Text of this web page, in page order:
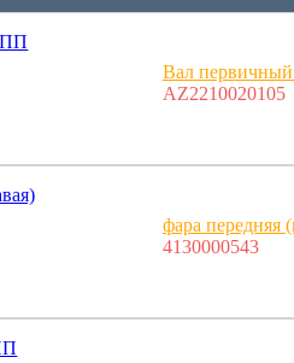
Вал
AZ2210020105
фара передняя
4130000543